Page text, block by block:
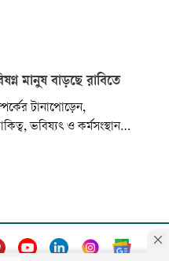
মানুষ বাড়ছে রাবিতে
টানাপোড়েন,
ভবিষ্যৎ ও কর্মসংস্থান
কর্মচারীদের মধ্যে বাড়ছে